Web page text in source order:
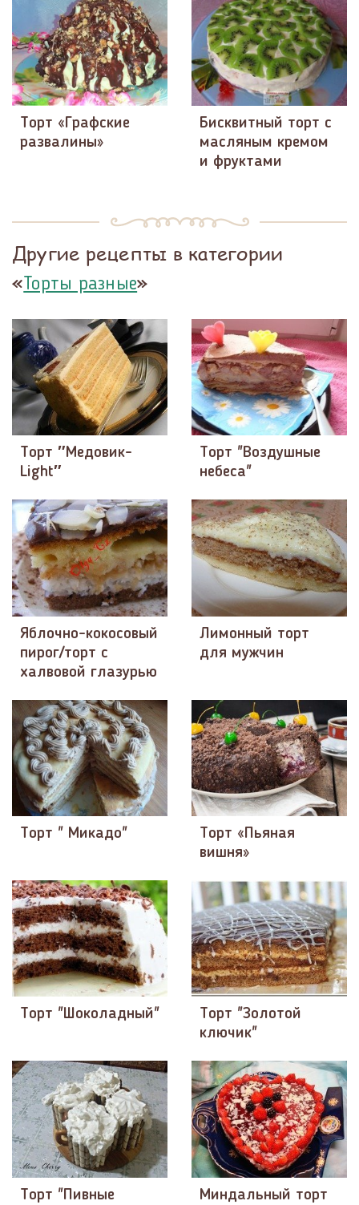
Торт «Графские
развалины»
Бисквитный торт с
масляным кремом
и фруктами
Другие рецепты в категории
« Торты разные»
Торт ″Медовик-
Light″
Торт "Воздушные
небеса"
Яблочно-кокосовый
пирог/торт с
халвовой глазурью
Лимонный торт
для мужчин
Торт " Микадо"
Торт «Пьяная
вишня»
Торт "Шоколадный"
Торт "Золотой
ключик"
Торт "Пивные
Миндальный торт